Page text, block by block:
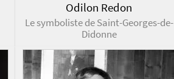
Odilon Redon
Le symboliste de Saint-Georges-de-
Didonne